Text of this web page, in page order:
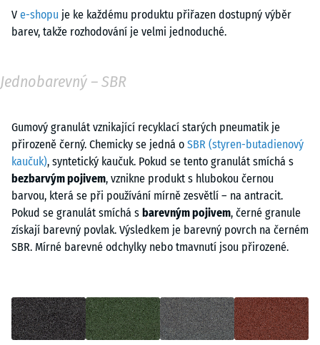
V e-shopu je ke každému produktu přiřazen dostupný výběr
barev, takže rozhodování je velmi jednoduché.
Jednobarevný – SBR
Gumový granulát vznikající recyklací starých pneumatik je
přirozeně černý. Chemicky se jedná o SBR (styren-butadienový
kaučuk), syntetický kaučuk. Pokud se tento granulát smíchá s
bezbarvým pojivem, vznikne produkt s hlubokou černou
barvou, která se při používání mírně zesvětlí – na antracit.
Pokud se granulát smíchá s barevným pojivem, černé granule
získají barevný povlak. Výsledkem je barevný povrch na černém
SBR. Mírné barevné odchylky nebo tmavnutí jsou přirozené.